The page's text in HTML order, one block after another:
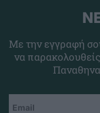
Με την εγγραφή
να παρακολουθείς